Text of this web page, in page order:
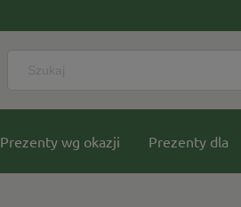
Prezenty wg okazji Prezenty dla